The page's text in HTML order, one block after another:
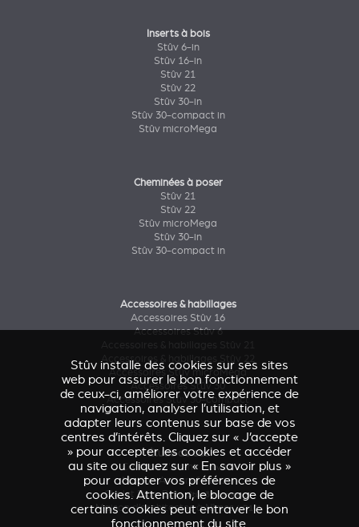
Inserts à bois
Stûv 6-in
Stûv 16-in
Stûv 21
Stûv 22
Stûv 30-in
Stûv 30-compact in
Stûv microMega
Cheminées à poser
Stûv 21
Stûv 22
Stûv microMega
Stûv 30-in
Stûv 30-compact in
Accessoires & habillages
Accessoires Stûv 16
Accessoires Stûv 6
Accessoires & habillages Stûv 22
Accessoires Stûv microMega
Accessoires Stûv 30
Accessoires Stûv 30-compact
Étude de cas
Caresse d'Avenir (Stûv 22)
Maison Astronef(Stûv 21)
Chalet Pics-Bois(Stûv 30 compact)
Maison d’architectes à Nîmes(sP10)
Stûv installe des cookies sur ses sites
web pour assurer le bon fonctionnement
de ceux-ci, améliorer votre expérience de
navigation, analyser l’utilisation, et
adapter leurs contenus sur base de vos
centres d’intérêts. Cliquez sur « J’accepte
» pour accepter les cookies et accéder
au site ou cliquez sur « En savoir plus »
pour adapter vos préférences de
cookies. Attention, le blocage de
certains cookies peut entraver le bon
fonctionnement du site.